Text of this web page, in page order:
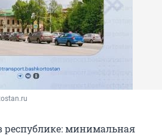
республике: минимальная